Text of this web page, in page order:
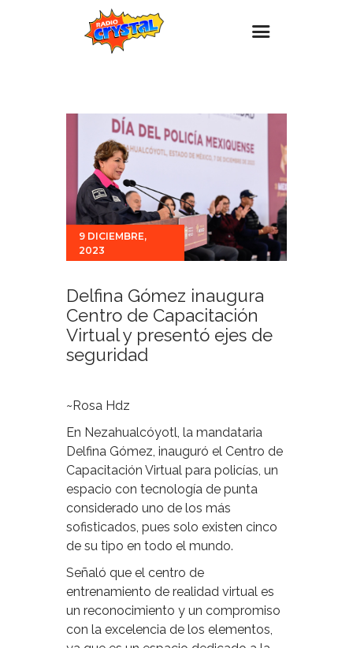
Estaciones
Eventos
Promociones
Noticias
Para ti
Contacto
9 DICIEMBRE,
2023
Delfina Gómez inaugura
Centro de Capacitación
Virtual y presentó ejes de
seguridad
~Rosa Hdz
En Nezahualcóyotl, la mandataria
Delfina Gómez, inauguró el Centro de
Capacitación Virtual para policías, un
espacio con tecnología de punta
considerado uno de los más
sofisticados, pues solo existen cinco
de su tipo en todo el mundo.
Señaló que el centro de
entrenamiento de realidad virtual es
un reconocimiento y un compromiso
con la excelencia de los elementos,